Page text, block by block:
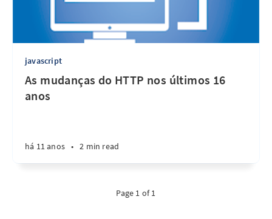
javascript
As mudanças do HTTP nos últimos 16
anos
há 11 anos • 2 min read
Page 1 of 1